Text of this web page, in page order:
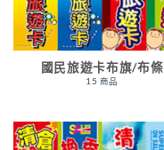
國民旅遊卡布旗/布條
15 商品